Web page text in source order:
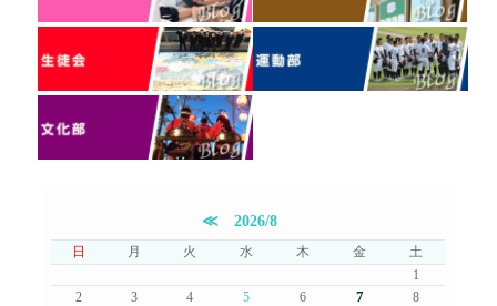
≪ 2026/8
日 月 火 水 木 金
土
1
2
3 4 5 6 7
8